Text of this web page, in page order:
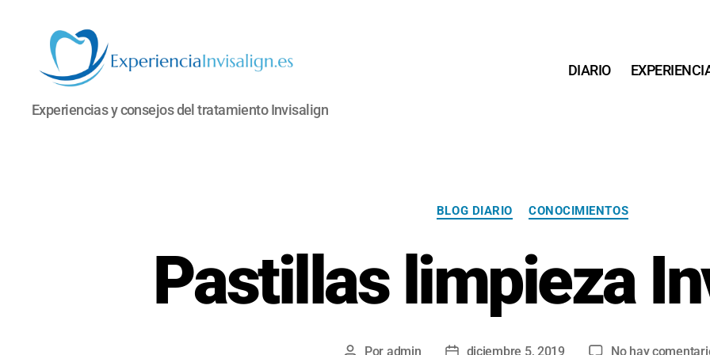
INVISALIGN
Experiencias y consejos del tratamiento Invisalign
DIARIO
Categorías
BLOG DIARIO CONOCIMIENTOS
Pastillas limpieza
Por admin diciembre 5, 2019 No hay